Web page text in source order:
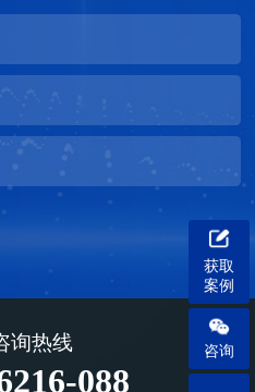
询热线
088
获取
案例
咨询